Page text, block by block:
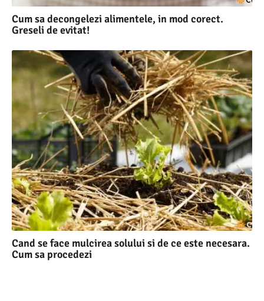
Cum sa decongelezi alimentele, in mod corect.
Greseli de evitat!
Cand se face mulcirea solului si de ce este necesara.
Cum sa procedezi